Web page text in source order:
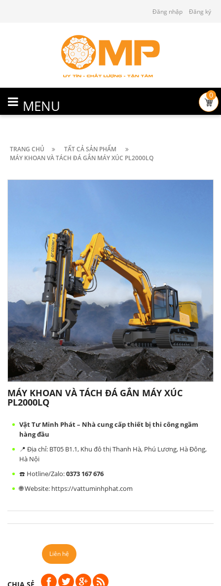
Đăng nhập Đăng ký
MENU
0
TRANG CHỦ
TẤT CẢ SẢN PHẨM
MÁY KHOAN VÀ TÁCH ĐÁ GẮN MÁY XÚC PL2000LQ
MÁY KHOAN VÀ TÁCH ĐÁ GẮN MÁY XÚC
PL2000LQ
Vật Tư Minh Phát – Nhà cung cấp thiết bị thi công ngầm
hàng đầu
📍 Địa chỉ: BT05 B1.1, Khu đô thị Thanh Hà, Phú Lương, Hà Đông,
Hà Nội
☎️ Hotline/Zalo:0373 167 676
🌐 Website: https://vattuminhphat.com
Liên hệ